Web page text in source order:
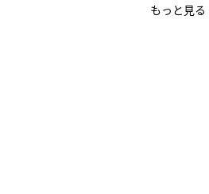
もっと見る